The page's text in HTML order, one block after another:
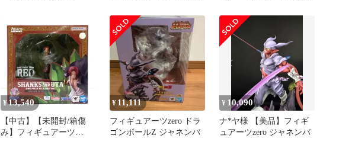
ボールZ[17]
あり
ン-
¥13,540
【中古】【未開封/箱傷
み】フィギュアーツ
¥ 11,111
フィギュアーツzero ドラ
ゴンボールZ ジャネンバ
¥ 10,090
ナ*ヤ様 【美品】フィギ
ュアーツzero ジャネンバ